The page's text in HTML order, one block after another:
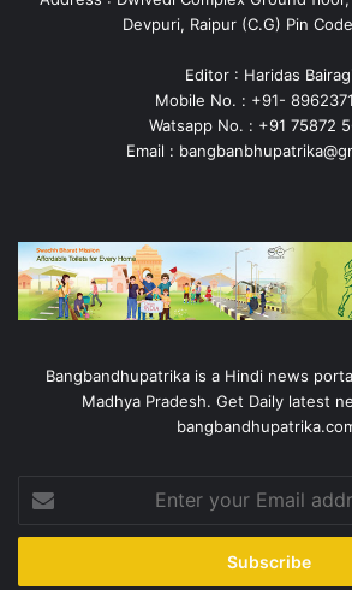
Devpuri, Raipur (C.G) Pin
Editor : Haridas
Mobile No. : +91-
Watsapp No. : +91 75872
Email :
Bangbandhupatrika is a Hindi news
Madhya Pradesh. Get Daily latest
your
Email